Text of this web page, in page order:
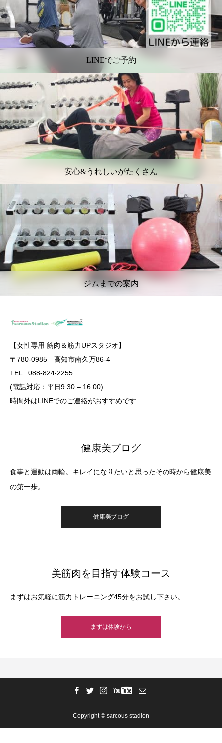
LINEでご予約
安心&うれしいがたくさん
ジムまでの案内
【女性専用 筋肉＆筋力UPスタジオ】
〒780-0985 高知市南久万86-4
TEL : 088-824-2255
(電話対応：平日9:30 – 16:00)
時間外はLINEでのご連絡がおすすめです
健康美ブログ
食事と運動は両輪。キレイになりたいと思ったその時から健康美
の第一歩。
健康美ブログ
美筋肉を目指す体験コース
まずはお気軽に筋力トレーニング45分をお試し下さい。
まずは体験から
Copyright © sarcous stadion